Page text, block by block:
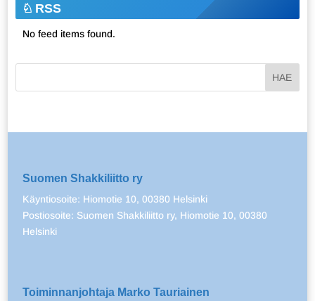
RSS
No feed items found.
Suomen Shakkiliitto ry
Käyntiosoite: Hiomotie 10, 00380 Helsinki
Postiosoite: Suomen Shakkiliitto ry, Hiomotie 10, 00380
Helsinki
Toiminnanjohtaja Marko Tauriainen